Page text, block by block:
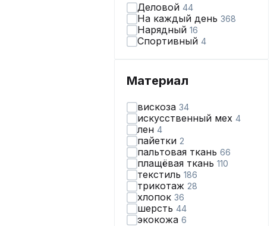
Деловой 44
На каждый день 368
Нарядный 16
Спортивный 4
Материал
вискоза 34
искусственный мех 4
лен 4
пайетки 2
пальтовая ткань 66
плащёвая ткань 110
текстиль 186
трикотаж 28
хлопок 36
шерсть 44
экокожа 6